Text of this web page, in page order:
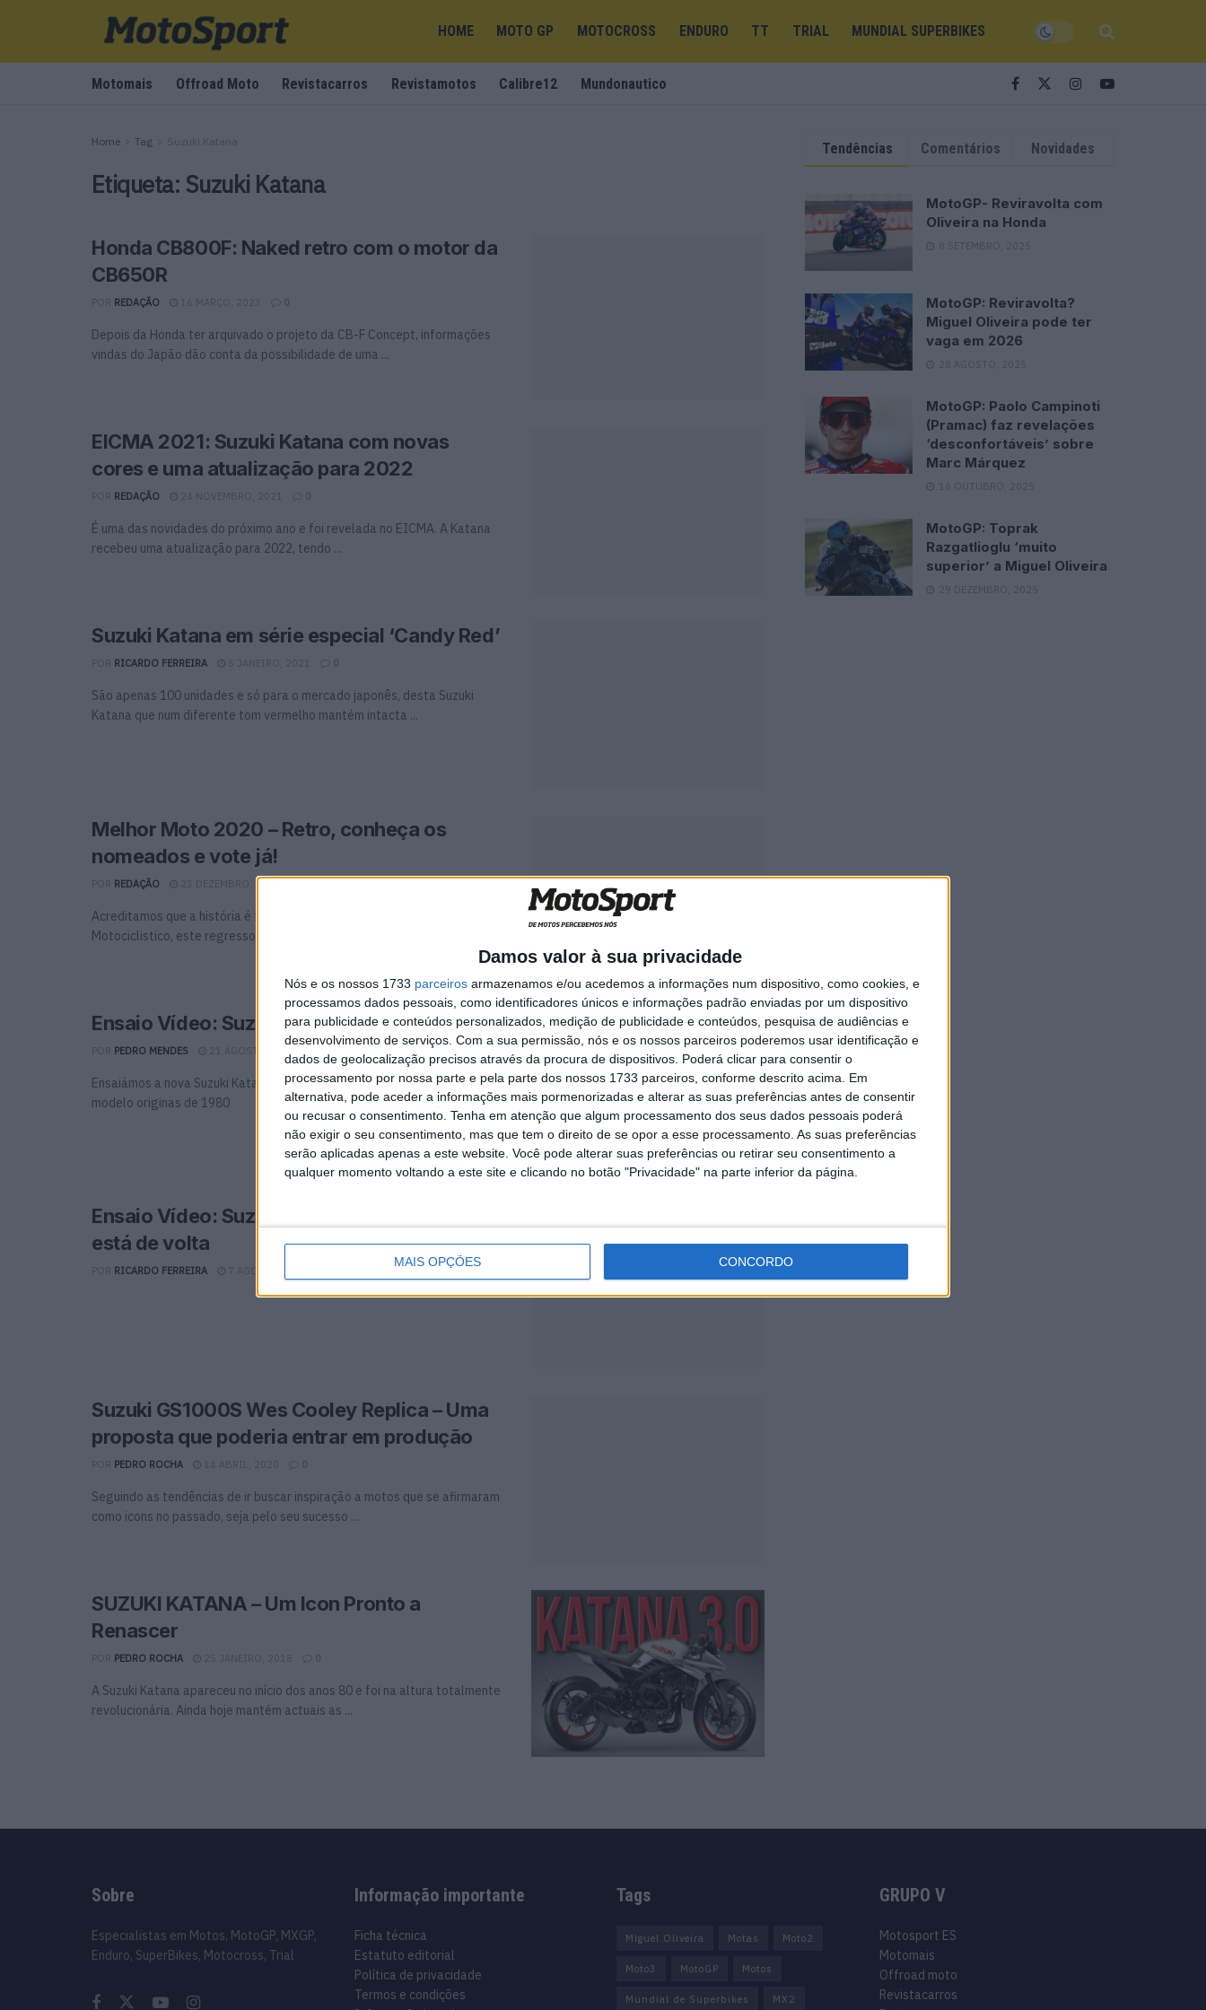
Damos valor à sua privacidade
Nós e os nossos 1733 parceiros armazenamos e/ou acedemos a informações num dispositivo, como cookies, e
processamos dados pessoais, como identificadores únicos e informações padrão enviadas por um dispositivo
para publicidade e conteúdos personalizados, medição de publicidade e conteúdos, pesquisa de audiências e
desenvolvimento de serviços. Com a sua permissão, nós e os nossos parceiros poderemos usar identificação e
dados de geolocalização precisos através da procura de dispositivos. Poderá clicar para consentir o
processamento por nossa parte e pela parte dos nossos 1733 parceiros, conforme descrito acima. Em
alternativa, pode aceder a informações mais pormenorizadas e alterar as suas preferências antes de consentir
ou recusar o consentimento. Tenha em atenção que algum processamento dos seus dados pessoais poderá
não exigir o seu consentimento, mas que tem o direito de se opor a esse processamento. As suas preferências
serão aplicadas apenas a este website. Você pode alterar suas preferências ou retirar seu consentimento a
qualquer momento voltando a este site e clicando no botão "Privacidade" na parte inferior da página.
MAIS OPÇÕES CONCORDO
HOME MOTO GP MOTOCROSS ENDURO TT TRIAL MUNDIAL SUPERBIKES
Motomais Offroad Moto Revistacarros Revistamotos Calibre12 Mundonautico
Home Tag Suzuki Katana
Etiqueta: Suzuki Katana
Honda CB800F: Naked retro com o motor da
CB650R
REDAÇÃO 16 MARÇO, 2023 0
Depois da Honda ter arquivado o projeto da CB-F Concept, informações
vindas do Japão dão conta da possibilidade de uma ...
EICMA 2021: Suzuki Katana com novas
cores e uma atualização para 2022
REDAÇÃO 24 NOVEMBRO, 2021 0
É uma das novidades do próximo ano e foi revelada no EICMA. A Katana
recebeu uma atualização para 2022, tendo ...
Suzuki Katana em série especial ‘Candy Red’
RICARDO FERREIRA 5 JANEIRO, 2021 0
São apenas 100 unidades e só para o mercado japonês, desta Suzuki
Katana que num diferente tom vermelho mantém intacta ...
Melhor Moto 2020 – Retro, conheça os
nomeados e vote já!
REDAÇÃO 23 DEZEMBRO, 2020
Acreditamos que a história é feita de ciclos. No nosso mundo
Motociclistico, este regresso a um passado com simplicidade de ...
Ensaio Vídeo: Suzuki Katana 2020
PEDRO MENDES 21 AGOSTO, 2020
Ensaiámos a nova Suzuki Katana e mostramos-lhe como evolui face ao
modelo originas de 1980
Ensaio Vídeo: Suzuki Katana 2020, o mito
está de volta
RICARDO FERREIRA 7 AGOSTO, 2020
Suzuki GS1000S Wes Cooley Replica – Uma
proposta que poderia entrar em produção
PEDRO ROCHA 14 ABRIL, 2020 0
Seguindo as tendências de ir buscar inspiração a motos que se afirmaram
como icons no passado, seja pelo seu sucesso ...
SUZUKI KATANA – Um Icon Pronto a
Renascer
PEDRO ROCHA 25 JANEIRO, 2018 0
A Suzuki Katana apareceu no início dos anos 80 e foi na altura totalmente
revolucionária. Ainda hoje mantém actuais as ...
Tendências Comentários Novidades
MotoGP- Reviravolta com
Oliveira na Honda
8 SETEMBRO, 2025
MotoGP: Reviravolta?
Miguel Oliveira pode ter
vaga em 2026
28 AGOSTO, 2025
MotoGP: Paolo Campinoti
(Pramac) faz revelações
‘desconfortáveis’ sobre
Marc Márquez
16 OUTUBRO, 2025
MotoGP: Toprak
Razgatlioglu ‘muito
superior’ a Miguel Oliveira
Sobre
Especialistas em Motos, MotoGP, MXGP,
Enduro, SuperBikes, Motocross, Trial
Informação importante
Ficha técnica
Estatuto editorial
Política de privacidade
Termos e condições
Tags
Miguel Oliveira Motas Moto2
Moto3 MotoGP Motos
Mundial de Superbikes MX2
GRUPO V
Motosport ES
Motomais
Offroad moto
Revistacarros